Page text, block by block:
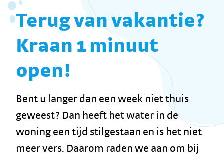
Terug van vakantie?
Kraan 1 minuut
open!
Bent u langer dan een week niet thuis
geweest? Dan heeft het water in de
woning een tijd stilgestaan en is het niet
meer vers. Daarom raden we aan om bij